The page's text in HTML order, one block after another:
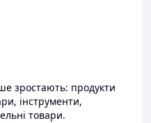
зростають: продукти
інструменти,
товари.